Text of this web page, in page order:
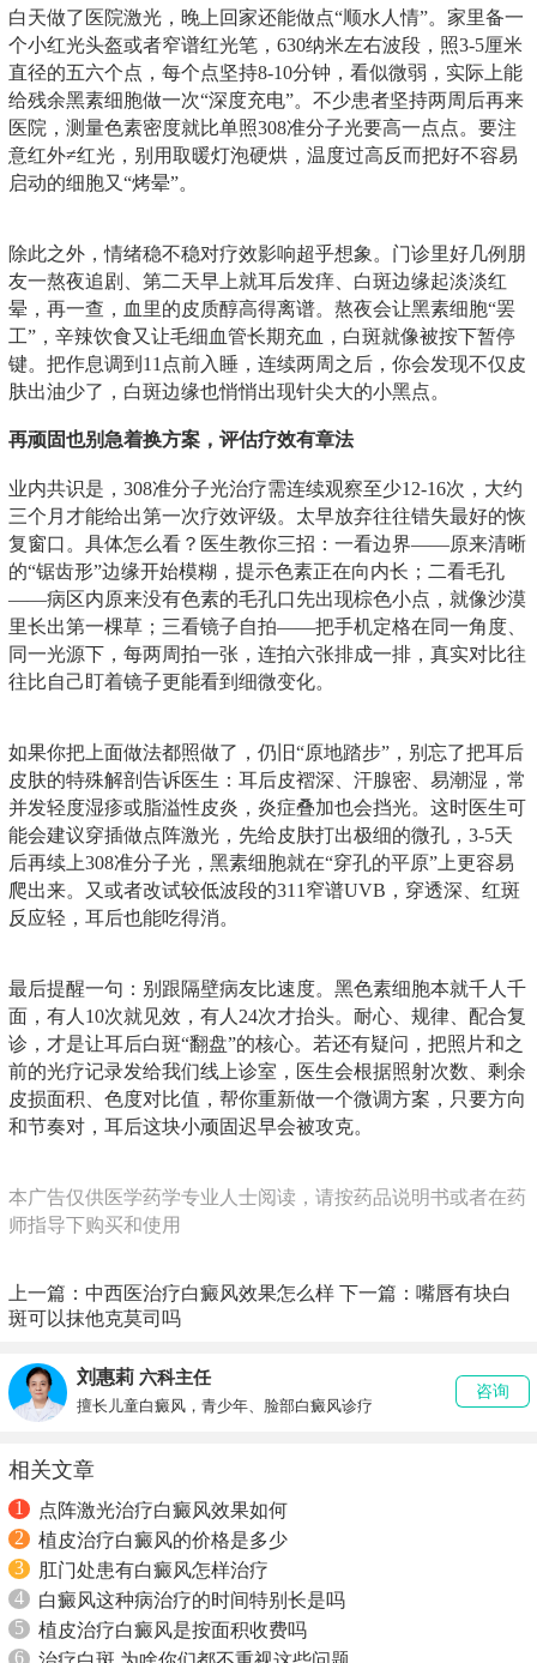
白天做了医院激光，晚上回家还能做点“顺水人情”。家里备一
个小红光头盔或者窄谱红光笔，630纳米左右波段，照3-5厘米
直径的五六个点，每个点坚持8-10分钟，看似微弱，实际上能
给残余黑素细胞做一次“深度充电”。不少患者坚持两周后再来
医院，测量色素密度就比单照308准分子光要高一点点。要注
意红外≠红光，别用取暖灯泡硬烘，温度过高反而把好不容易
启动的细胞又“烤晕”。
除此之外，情绪稳不稳对疗效影响超乎想象。门诊里好几例朋
友一熬夜追剧、第二天早上就耳后发痒、白斑边缘起淡淡红
晕，再一查，血里的皮质醇高得离谱。熬夜会让黑素细胞“罢
工”，辛辣饮食又让毛细血管长期充血，白斑就像被按下暂停
键。把作息调到11点前入睡，连续两周之后，你会发现不仅皮
肤出油少了，白斑边缘也悄悄出现针尖大的小黑点。
再顽固也别急着换方案，评估疗效有章法
业内共识是，308准分子光治疗需连续观察至少12-16次，大约
三个月才能给出第一次疗效评级。太早放弃往往错失最好的恢
复窗口。具体怎么看？医生教你三招：一看边界——原来清晰
的“锯齿形”边缘开始模糊，提示色素正在向内长；二看毛孔
——病区内原来没有色素的毛孔口先出现棕色小点，就像沙漠
里长出第一棵草；三看镜子自拍——把手机定格在同一角度、
同一光源下，每两周拍一张，连拍六张排成一排，真实对比往
往比自己盯着镜子更能看到细微变化。
如果你把上面做法都照做了，仍旧“原地踏步”，别忘了把耳后
皮肤的特殊解剖告诉医生：耳后皮褶深、汗腺密、易潮湿，常
并发轻度湿疹或脂溢性皮炎，炎症叠加也会挡光。这时医生可
能会建议穿插做点阵激光，先给皮肤打出极细的微孔，3-5天
后再续上308准分子光，黑素细胞就在“穿孔的平原”上更容易
爬出来。又或者改试较低波段的311窄谱UVB，穿透深、红斑
反应轻，耳后也能吃得消。
最后提醒一句：别跟隔壁病友比速度。黑色素细胞本就千人千
面，有人10次就见效，有人24次才抬头。耐心、规律、配合复
诊，才是让耳后白斑“翻盘”的核心。若还有疑问，把照片和之
前的光疗记录发给我们线上诊室，医生会根据照射次数、剩余
皮损面积、色度对比值，帮你重新做一个微调方案，只要方向
和节奏对，耳后这块小顽固迟早会被攻克。
本广告仅供医学药学专业人士阅读，请按药品说明书或者在药
师指导下购买和使用
上一篇： 中西医治疗白癜风效果怎么样 下一篇： 嘴唇有块白
斑可以抹他克莫司吗
刘惠莉 六科主任
擅长儿童白癜风，青少年、脸部白癜风诊疗
咨询
相关文章
1
点阵激光治疗白癜风效果如何
2
植皮治疗白癜风的价格是多少
3
肛门处患有白癜风怎样治疗
4
白癜风这种病治疗的时间特别长是吗
5
植皮治疗白癜风是按面积收费吗
6